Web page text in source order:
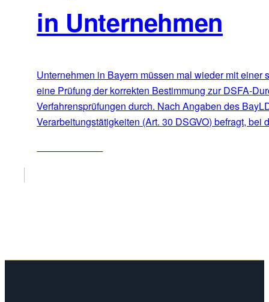
in Unternehmen
Unternehmen in Bayern müssen mal wieder mit
eine Prüfung der korrekten Bestimmung zur DSFA-
Verfahrensprüfungen durch. Nach Angaben des
Verarbeitungstätigkeiten (Art. 30 DSGVO) befragt,